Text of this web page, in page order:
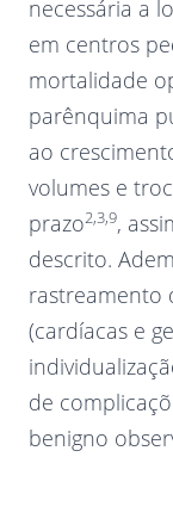
necessária a
em centros
mortalidade
parênquima
ao
volumes e
prazo2,3,9,
descrito.
rastreamento
(cardíacas e
de
benigno